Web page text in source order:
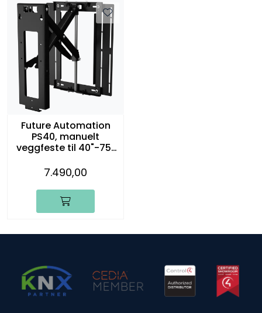
Future Automation
PS40, manuelt
veggfeste til 40"-75"
7.490,00